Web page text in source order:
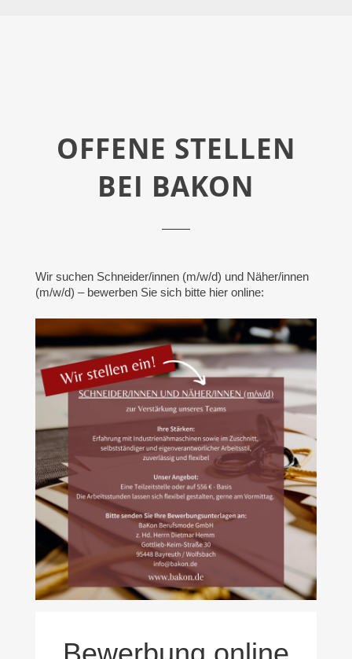
OFFENE STELLEN
BEI BAKON
Wir suchen Schneider/innen (m/w/d) und Näher/innen
(m/w/d) – bewerben Sie sich bitte hier online: